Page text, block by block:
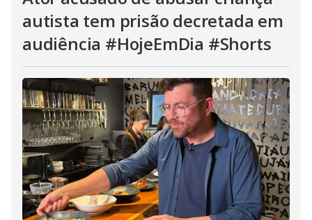
autista tem prisão decretada em
audiência #HojeEmDia #Shorts